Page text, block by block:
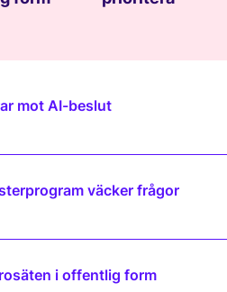
mot AI-beslut
väcker frågor
i offentlig form